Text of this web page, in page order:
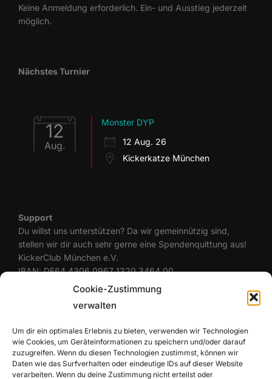
Cookie-Zustimmung
verwalten
Um dir ein optimales Erlebnis zu bieten, verwenden wir Technologien
wie Cookies, um Geräteinformationen zu speichern und/oder darauf
zuzugreifen. Wenn du diesen Technologien zustimmst, können wir
Daten wie das Surfverhalten oder eindeutige IDs auf dieser Website
verarbeiten. Wenn du deine Zustimmung nicht erteilst oder
Keine Anmeldung erforderlich. Ein- und Ausstieg jederzeit
möglich.
Nächstes Turnier
12
Aug.
Monster DYP
12 Aug. 26
Kickerkatze München
Support
Du willst uns unterstützen? Da wir gemeinnützig sind,
stellen wir dir auch sehr gerne eine Spendenquittung aus!
KickerClub München e.V.
IBAN: DE64 4306 0967 1320 3464 00
BIC: GENODEM1GLS
Rechtliches
Datenschutzerklärung
Cookie-Richtlinie (EU)
Haftungsausschluss